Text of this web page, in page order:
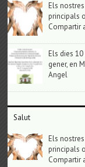
Els nostres
principals
Compartir
Els dies 10
gener, en
Angel
Salut
Els nostres
principals
Compartir